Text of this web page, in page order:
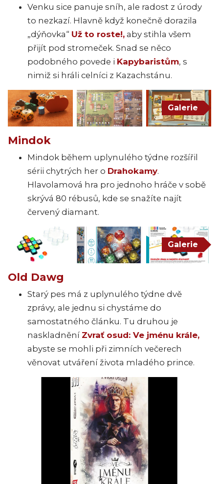
Venku sice panuje sníh, ale radost z úrody
to nezkazí. Hlavně když konečně dorazila
„dýňovka“ Už to roste!, aby stihla všem
přijít pod stromeček. Snad se něco
podobného povede i Kapybaristům, s
nimiž si hráli celníci z Kazachstánu.
Galerie
Mindok
Mindok během uplynulého týdne rozšířil
sérii chytrých her o Drahokamy.
Hlavolamová hra pro jednoho hráče v sobě
skrývá 80 rébusů, kde se snažíte najít
červený diamant.
Galerie
Old Dawg
Starý pes má z uplynulého týdne dvě
zprávy, ale jednu si chystáme do
samostatného článku. Tu druhou je
naskladnění Zvrať osud: Ve jménu krále,
abyste se mohli při zimních večerech
věnovat utváření života mladého prince.